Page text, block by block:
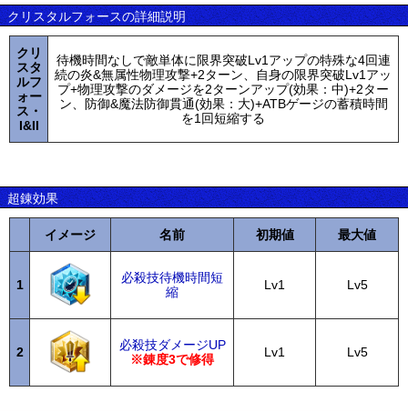
クリスタルフォースの詳細説明
クリ
スタ
ルフ
ォー
ス・
I&II
待機時間なしで敵単体に限界突破Lv1アップの特殊な4回連
続の炎&無属性物理攻撃+2ターン、自身の限界突破Lv1アッ
プ+物理攻撃のダメージを2ターンアップ(効果：中)+2ター
ン、防御&魔法防御貫通(効果：大)+ATBゲージの蓄積時間
を1回短縮する
超錬効果
イメージ 名前 初期値 最大値
1
必殺技待機時間短
縮
Lv1 Lv5
2
必殺技ダメージUP
※錬度3で修得
Lv1 Lv5